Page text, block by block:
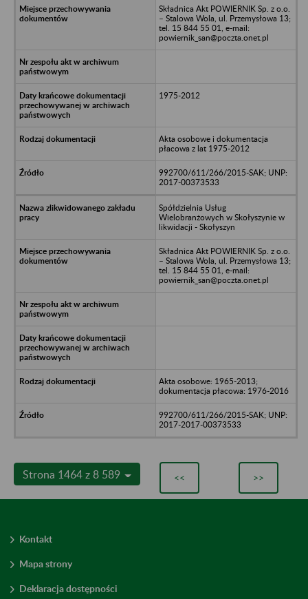
Składnica Akt POWIERNIK Sp. z o.o.
– Stalowa Wola, ul. Przemysłowa 13;
tel. 15 844 55 01, e-mail:
powiernik_san@poczta.onet.pl
1975-2012
Akta osobowe i dokumentacja
płacowa z lat 1975-2012
992700/611/266/2015-SAK; UNP:
2017-00373533
Spółdzielnia Usług
Wielobranżowych w Skołyszynie w
likwidacji - Skołyszyn
Składnica Akt POWIERNIK Sp. z o.o.
– Stalowa Wola, ul. Przemysłowa 13;
tel. 15 844 55 01, e-mail:
powiernik_san@poczta.onet.pl
Akta osobowe: 1965-2013;
dokumentacja płacowa: 1976-2016
992700/611/266/2015-SAK; UNP:
2017-2017-00373533
Strona 1464 z 8 589 << >>
Kontakt
Mapa strony
Deklaracja dostępności